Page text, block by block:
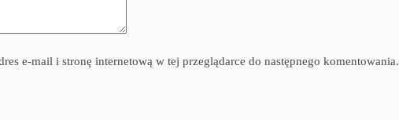
e-mail i stronę internetową w tej przeglądarce do następnego komentowania.